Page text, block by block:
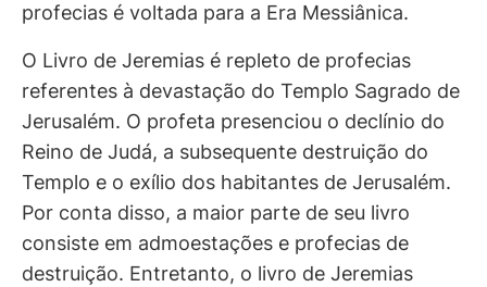
profecias é voltada para a Era Messiânica.
O Livro de Jeremias é repleto de profecias
referentes à devastação do Templo Sagrado de
Jerusalém. O profeta presenciou o declínio do
Reino de Judá, a subsequente destruição do
Templo e o exílio dos habitantes de Jerusalém.
Por conta disso, a maior parte de seu livro
consiste em admoestações e profecias de
destruição. Entretanto, o livro de Jeremias